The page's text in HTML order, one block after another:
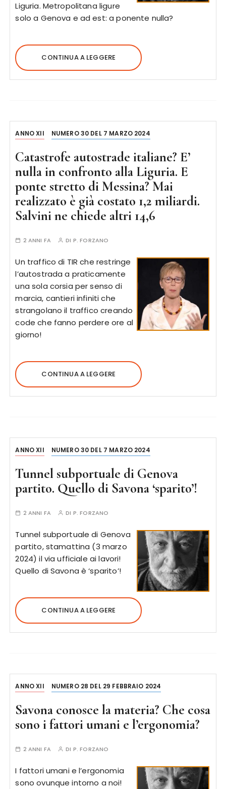
Liguria. Metropolitana ligure
solo a Genova e ad est: a ponente nulla?
CONTINUA A LEGGERE
ANNO XII NUMERO 30 DEL 7 MARZO 2024
Catastrofe autostrade italiane? E’
nulla in confronto alla Liguria. E
ponte stretto di Messina? Mai
realizzato è già costato 1,2 miliardi.
Salvini ne chiede altri 14,6
2 ANNI FA DI P. FORZANO
Un traffico di TIR che restringe
l’autostrada a praticamente
una sola corsia per senso di
marcia, cantieri infiniti che
strangolano il traffico creando
code che fanno perdere ore al
giorno!
CONTINUA A LEGGERE
ANNO XII NUMERO 30 DEL 7 MARZO 2024
Tunnel subportuale di Genova
partito. Quello di Savona ‘sparito’!
2 ANNI FA DI P. FORZANO
Tunnel subportuale di Genova
partito, stamattina (3 marzo
2024) il via ufficiale ai lavori!
Quello di Savona è ‘sparito’!
CONTINUA A LEGGERE
ANNO XII NUMERO 28 DEL 29 FEBBRAIO 2024
Savona conosce la materia? Che cosa
sono i fattori umani e l’ergonomia?
2 ANNI FA DI P. FORZANO
I fattori umani e l’ergonomia
sono ovunque intorno a noi!